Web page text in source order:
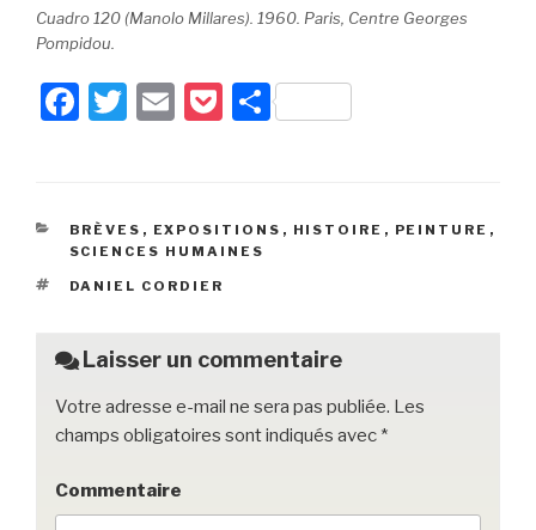
Cuadro 120 (Manolo Millares). 1960. Paris, Centre Georges
Pompidou.
F
e
b
o
k
T
er
E
P
k
et
P
g
CATÉGORIES
BRÈVES , EXPOSITIONS , HISTOIRE , PEINTURE ,
SCIENCES HUMAINES
ÉTIQUETTES
DANIEL CORDIER
Laisser un commentaire
Votre adresse e-mail ne sera pas publiée. Les
champs obligatoires sont indiqués avec *
Commentaire